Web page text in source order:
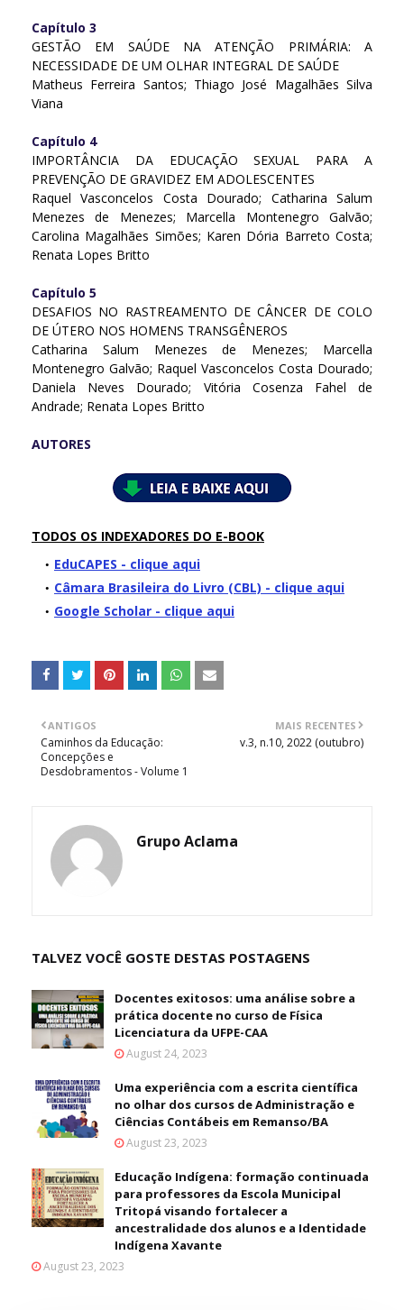
Capítulo 3
GESTÃO EM SAÚDE NA ATENÇÃO PRIMÁRIA: A
NECESSIDADE DE UM OLHAR INTEGRAL DE SAÚDE
Matheus Ferreira Santos; Thiago José Magalhães Silva
Viana
Capítulo 4
IMPORTÂNCIA DA EDUCAÇÃO SEXUAL PARA A
PREVENÇÃO DE GRAVIDEZ EM ADOLESCENTES
Raquel Vasconcelos Costa Dourado; Catharina Salum
Menezes de Menezes; Marcella Montenegro Galvão;
Carolina Magalhães Simões; Karen Dória Barreto Costa;
Renata Lopes Britto
Capítulo 5
DESAFIOS NO RASTREAMENTO DE CÂNCER DE COLO
DE ÚTERO NOS HOMENS TRANSGÊNEROS
Catharina Salum Menezes de Menezes; Marcella
Montenegro Galvão; Raquel Vasconcelos Costa Dourado;
Daniela Neves Dourado; Vitória Cosenza Fahel de
Andrade; Renata Lopes Britto
AUTORES
TODOS OS INDEXADORES DO E-BOOK
EduCAPES - clique aqui
Câmara Brasileira do Livro (CBL) - clique aqui
Google Scholar - clique aqui
MAIS RECENTES
v.3, n.10, 2022 (outubro)
ANTIGOS
Caminhos da Educação:
Concepções e
Desdobramentos - Volume 1
Grupo Aclama
TALVEZ VOCÊ GOSTE DESTAS POSTAGENS
Docentes exitosos: uma análise sobre a
prática docente no curso de Física
Licenciatura da UFPE-CAA
August 24, 2023
Uma experiência com a escrita científica
no olhar dos cursos de Administração e
Ciências Contábeis em Remanso/BA
August 23, 2023
Educação Indígena: formação continuada
para professores da Escola Municipal
Tritopá visando fortalecer a
ancestralidade dos alunos e a Identidade
Indígena Xavante
August 23, 2023